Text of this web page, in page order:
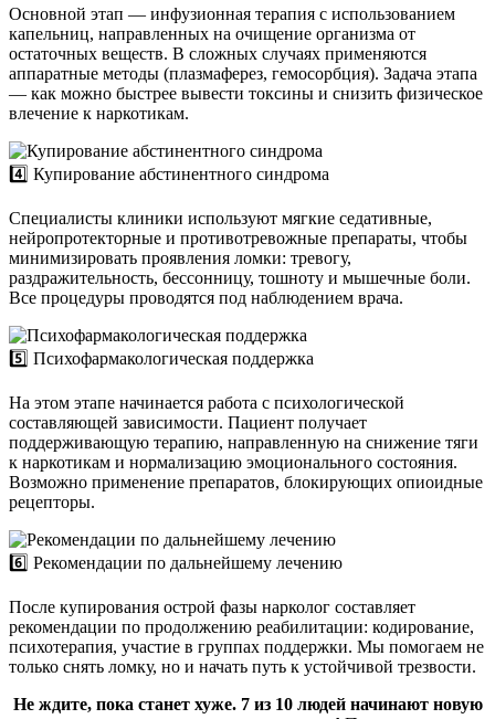
Основной этап — инфузионная терапия с использованием
капельниц, направленных на очищение организма от
остаточных веществ. В сложных случаях применяются
аппаратные методы (плазмаферез, гемосорбция). Задача этапа
— как можно быстрее вывести токсины и снизить физическое
влечение к наркотикам.
4️⃣ Купирование абстинентного синдрома
Специалисты клиники используют мягкие седативные,
нейропротекторные и противотревожные препараты, чтобы
минимизировать проявления ломки: тревогу,
раздражительность, бессонницу, тошноту и мышечные боли.
Все процедуры проводятся под наблюдением врача.
5️⃣ Психофармакологическая поддержка
На этом этапе начинается работа с психологической
составляющей зависимости. Пациент получает
поддерживающую терапию, направленную на снижение тяги
к наркотикам и нормализацию эмоционального состояния.
Возможно применение препаратов, блокирующих опиоидные
рецепторы.
6️⃣ Рекомендации по дальнейшему лечению
После купирования острой фазы нарколог составляет
рекомендации по продолжению реабилитации: кодирование,
психотерапия, участие в группах поддержки. Мы помогаем не
только снять ломку, но и начать путь к устойчивой трезвости.
Не ждите, пока станет хуже. 7 из 10 людей начинают новую